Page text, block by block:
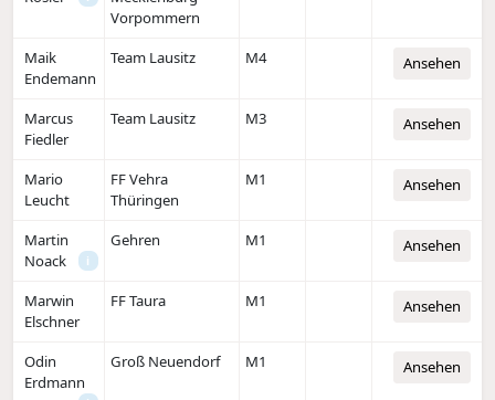
Vorpommern
Maik
Endemann
Team Lausitz M4 Ansehen
Marcus
Fiedler
Team Lausitz M3 Ansehen
Mario
Leucht
FF Vehra
Thüringen
M1 Ansehen
Martin
Noack
i
Gehren M1 Ansehen
Marwin
Elschner
FF Taura M1 Ansehen
Odin
Erdmann
Groß Neuendorf M1 Ansehen